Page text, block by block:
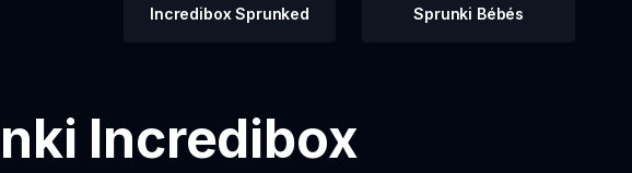
Incredibox Sprunked Sprunki Bébés
Incredibox